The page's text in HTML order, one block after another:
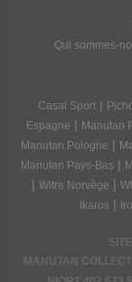
Qui sommes-
Casal Sport |
Espagne | Manutan
Manutan Pologne |
Manutan Pays-Bas |
| Witre Norvège |
Ikaros |
MANUTAN